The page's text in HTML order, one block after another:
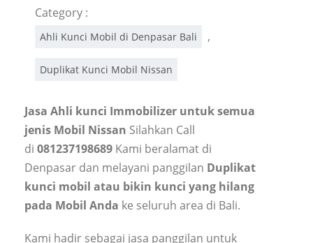
Category :
Ahli Kunci Mobil di Denpasar Bali ,
Duplikat Kunci Mobil Nissan
Jasa Ahli kunci Immobilizer untuk semua
jenis Mobil Nissan Silahkan Call
di 081237198689 Kami beralamat di
Denpasar dan melayani panggilan Duplikat
kunci mobil atau bikin kunci yang hilang
pada Mobil Anda ke seluruh area di Bali.
Kami hadir sebagai jasa panggilan untuk